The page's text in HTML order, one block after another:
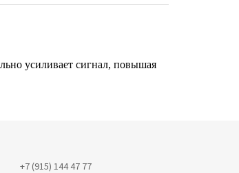
усиливает сигнал, повышая
+7 (915) 144 47 77